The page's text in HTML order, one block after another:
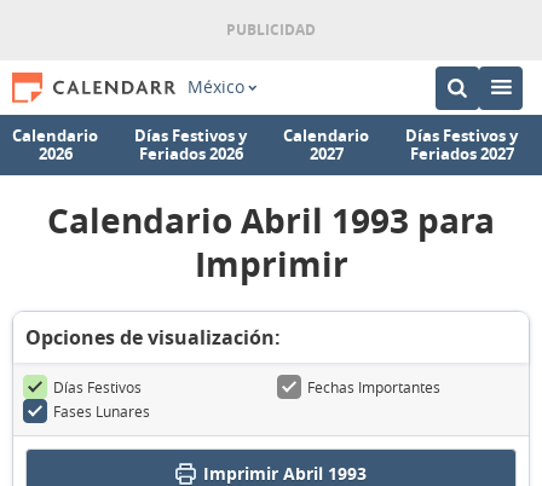
México
Calendario
2026
Días Festivos y
Feriados 2026
Calendario
2027
Días Festivos y
Feriados 2027
Calendario Abril 1993 para
Imprimir
Opciones de visualización:
Días Festivos
Fechas Importantes
Fases Lunares
Imprimir Abril 1993